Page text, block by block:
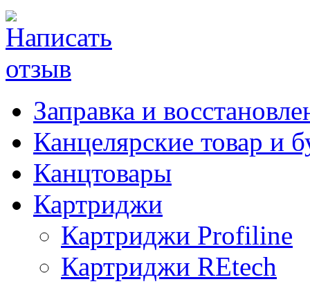
Заправка и
Канцелярские товар и
Канцтовары
Картриджи
Картриджи Profiline
Картриджи REtech